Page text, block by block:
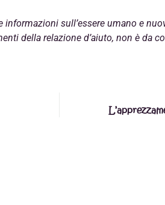
sull’essere umano e
della relazione d’aiuto, non è da